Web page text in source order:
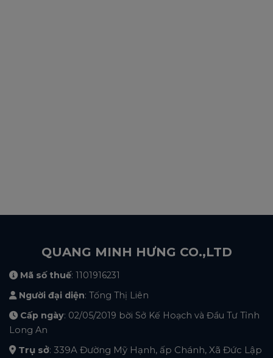
QUANG MINH HƯNG CO.,LTD
Mã số thuế: 1101916231
Người đại diện: Tống Thị Liên
Cấp ngày: 02/05/2019 bời Sở Kế Hoạch và Đầu Tư Tỉnh
Long An
Trụ sở: 339A Đường Mỹ Hạnh, ấp Chánh, Xã Đức Lập